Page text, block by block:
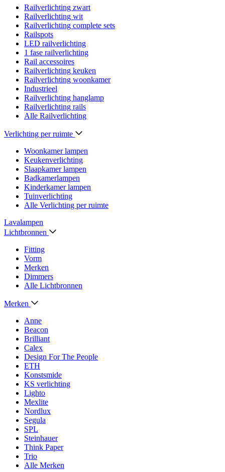
Railverlichting zwart
Railverlichting wit
Railverlichting complete sets
Railspots
LED railverlichting
1 fase railverlichting
Rail accessoires
Railverlichting keuken
Railverlichting woonkamer
Industrieel
Railverlichting hanglamp
Railverlichting rails
Alle Railverlichting
Verlichting per ruimte
Woonkamer lampen
Keukenverlichting
Slaapkamer lampen
Badkamerlampen
Kinderkamer lampen
Tuinverlichting
Alle Verlichting per ruimte
Lavalampen
Lichtbronnen
Fitting
Vorm
Merken
Dimmers
Alle Lichtbronnen
Merken
Anne
Beacon
Brilliant
Calex
Design For The People
ETH
Konstsmide
KS verlichting
Lighto
Mexlite
Nordlux
Segula
SPL
Steinhauer
Think Paper
Trio
Alle Merken